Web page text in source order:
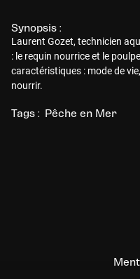
Synopsis :
Laurent Gozet, technicien
: le requin nourrice et le
caractéristiques : mode de
nourrir.
Tags : Pêche en Mer